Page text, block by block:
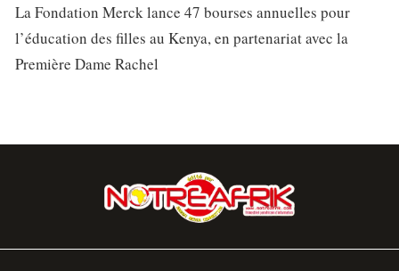
La Fondation Merck lance 47 bourses annuelles pour
l’éducation des filles au Kenya, en partenariat avec la
Première Dame Rachel